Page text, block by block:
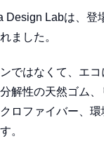
Design Labは、登
ました。
ではなくて、エ
解性の天然ゴム
ロファイバー、
。